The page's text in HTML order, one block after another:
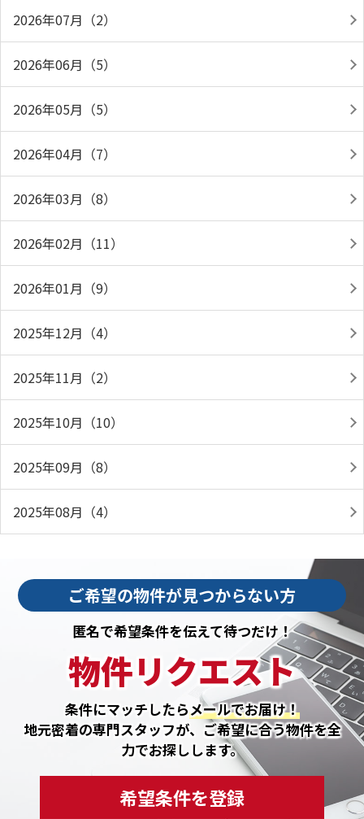
2026年07月（2）
2026年06月（5）
2026年05月（5）
2026年04月（7）
2026年03月（8）
2026年02月（11）
2026年01月（9）
2025年12月（4）
2025年11月（2）
2025年10月（10）
2025年09月（8）
2025年08月（4）
ご希望の物件が見つからない方
匿名で希望条件を伝えて待つだけ！
物件リクエスト
条件にマッチしたらメールでお届け！
地元密着の専門スタッフが、ご希望に合う物件を全
力でお探しします。
希望条件を登録